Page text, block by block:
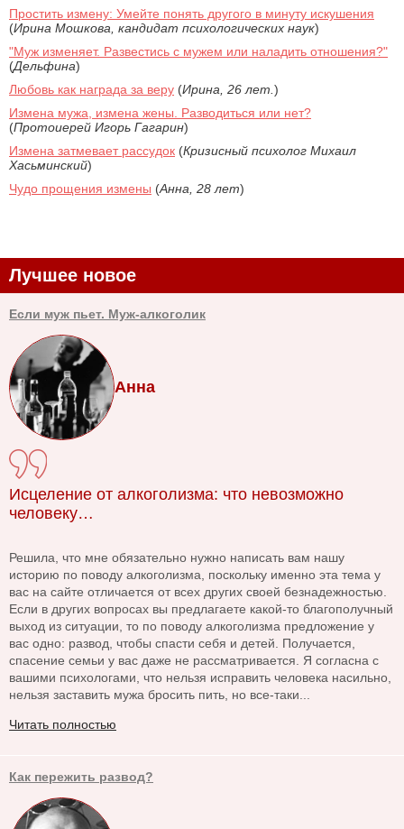
Простить измену: Умейте понять другого в минуту искушения
(Ирина Мошкова, кандидат психологических наук)
"Муж изменяет. Развестись с мужем или наладить отношения?"
(Дельфина)
Любовь как награда за веру (Ирина, 26 лет. )
Измена мужа, измена жены. Разводиться или нет?
(Протоиерей Игорь Гагарин)
Измена затмевает рассудок (Кризисный психолог Михаил
Хасьминский)
Чудо прощения измены (Анна, 28 лет)
Лучшее новое
Если муж пьет. Муж-алкоголик
Анна
Исцеление от алкоголизма: что невозможно
человеку…
Решила, что мне обязательно нужно написать вам нашу
историю по поводу алкоголизма, поскольку именно эта тема у
вас на сайте отличается от всех других своей безнадежностью.
Если в других вопросах вы предлагаете какой-то благополучный
выход из ситуации, то по поводу алкоголизма предложение у
вас одно: развод, чтобы спасти себя и детей. Получается,
спасение семьи у вас даже не рассматривается. Я согласна с
вашими психологами, что нельзя исправить человека насильно,
нельзя заставить мужа бросить пить, но все-таки...
Читать полностью
Как пережить развод?